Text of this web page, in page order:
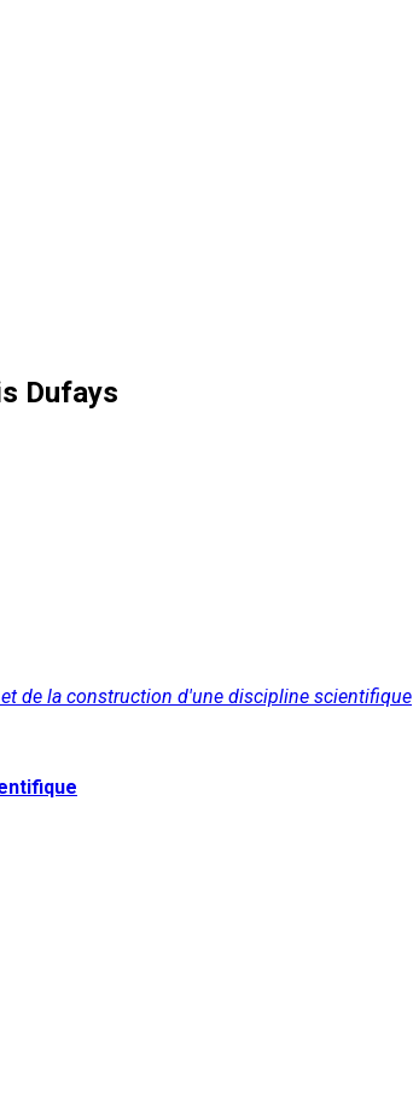
Dufays
de la construction d'une discipline scientifique